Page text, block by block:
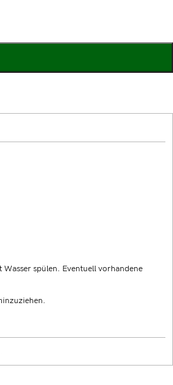
Wasser spülen. Eventuell vorhandene